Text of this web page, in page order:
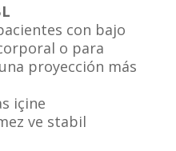
con bajo
o para
proyección más
içine
ve stabil